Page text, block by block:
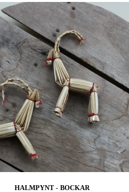
HALMPYNT - BOCKAR